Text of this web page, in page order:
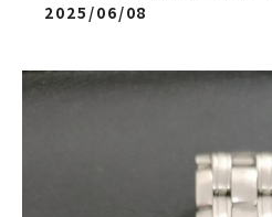
2025/06/08